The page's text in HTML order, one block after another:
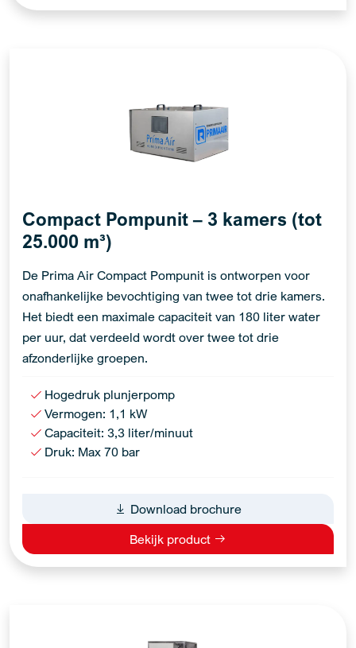
Compact Pompunit – 3 kamers (tot
25.000 m³)
De Prima Air Compact Pompunit is ontworpen voor
onafhankelijke bevochtiging van twee tot drie kamers.
Het biedt een maximale capaciteit van 180 liter water
per uur, dat verdeeld wordt over twee tot drie
afzonderlijke groepen.
Hogedruk plunjerpomp
Vermogen: 1,1 kW
Capaciteit: 3,3 liter/minuut
Druk: Max 70 bar
Download brochure
Bekijk product